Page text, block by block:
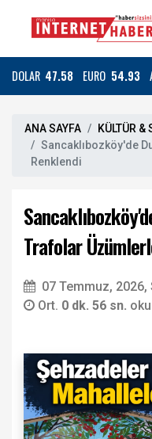
DOLAR 47.58 EURO 54.93
ANA SAYFA
KÜLTÜR &
Sancaklıbozköy'de
Renklendi
Trafolar
07 Temmuz, 2026,
Ort. 0 dk. 56 sn.